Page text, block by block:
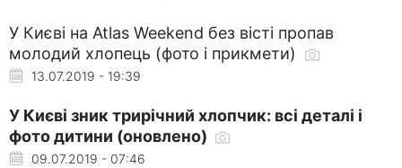
У Києві на Atlas Weekend без вісті пропав
молодий хлопець (фото і прикмети)
13.07.2019 - 19:39
У Києві зник трирічний хлопчик: всі деталі і
фото дитини (оновлено)
09.07.2019 - 07:46